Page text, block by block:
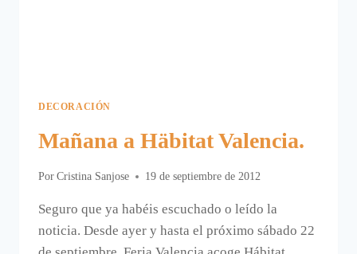
DECORACIÓN
Mañana a Häbitat Valencia.
Por Cristina Sanjose 19 de septiembre de 2012
Seguro que ya habéis escuchado o leído la
noticia. Desde ayer y hasta el próximo sábado 22